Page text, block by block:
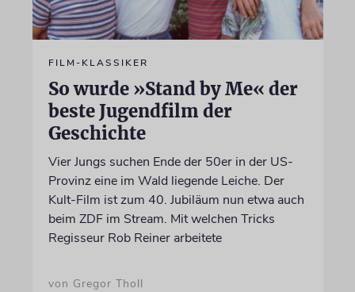
FILM-KLASSIKER
So wurde »Stand by Me« der
beste Jugendfilm der
Geschichte
Vier Jungs suchen Ende der 50er in der US-
Provinz eine im Wald liegende Leiche. Der
Kult-Film ist zum 40. Jubiläum nun etwa auch
beim ZDF im Stream. Mit welchen Tricks
Regisseur Rob Reiner arbeitete
von Gregor Tholl